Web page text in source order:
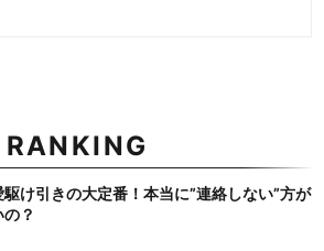
RANKING
駆け引きの大定番！本当に”連絡しない”方が
？